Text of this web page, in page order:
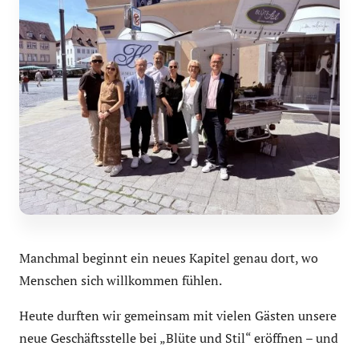
Manchmal beginnt ein neues Kapitel genau dort, wo
Menschen sich willkommen fühlen.
Heute durften wir gemeinsam mit vielen Gästen unsere
neue Geschäftsstelle bei „Blüte und Stil“ eröffnen – und